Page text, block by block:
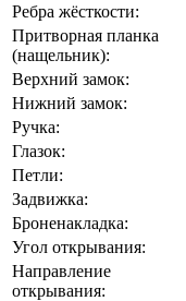
Ребра жёсткости:
Притворная планка
(нащельник):
Верхний замок:
Нижний замок:
Ручка:
Глазок:
Петли:
Задвижка:
Броненакладка:
Угол открывания:
Направление
открывания: